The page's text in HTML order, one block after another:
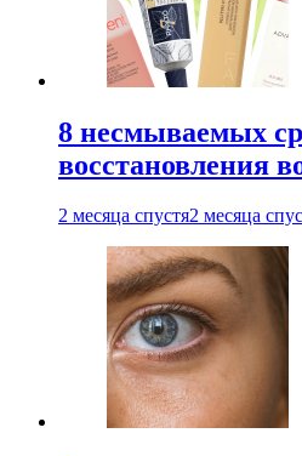
8 несмываемых
восстановления
2 месяца спустя2 месяца